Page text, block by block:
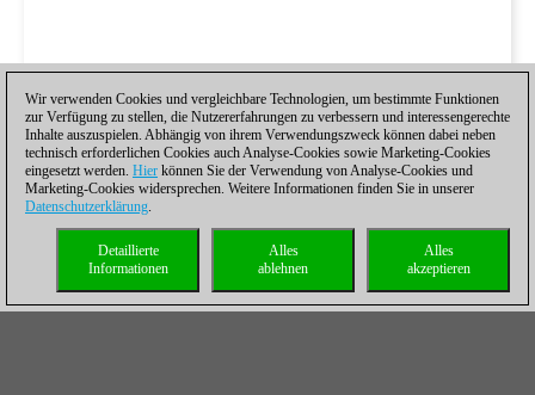
Wir verwenden Cookies und vergleichbare Technologien, um bestimmte Funktionen
zur Verfügung zu stellen, die Nutzererfahrungen zu verbessern und interessengerechte
Inhalte auszuspielen. Abhängig von ihrem Verwendungszweck können dabei neben
technisch erforderlichen Cookies auch Analyse-Cookies sowie Marketing-Cookies
eingesetzt werden. Hier können Sie der Verwendung von Analyse-Cookies und
Marketing-Cookies widersprechen. Weitere Informationen finden Sie in unserer
Datenschutzerklärung.
Alles
akzeptieren
Alles
ablehnen
Detaillierte
Informationen